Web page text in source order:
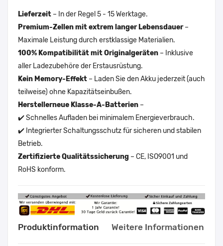
Lieferzeit – In der Regel 5 - 15 Werktage.
Premium-Zellen mit extrem langer Lebensdauer–
Maximale Leistung durch erstklassige Materialien.
100% Kompatibilität mit Originalgeräten – Inklusive
aller Ladezubehöre der Erstausrüstung.
Kein Memory-Effekt – Laden Sie den Akku jederzeit (auch
teilweise) ohne Kapazitätseinbußen.
Herstellerneue Klasse-A-Batterien –
✔️ Schnelles Aufladen bei minimalem Energieverbrauch.
✔️ Integrierter Schaltungsschutz für sicheren und stabilen
Betrieb.
Zertifizierte Qualitätssicherung – CE, ISO9001 und
RoHS konform.
Produktinformation Weitere Informationen